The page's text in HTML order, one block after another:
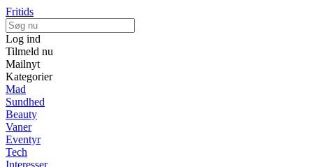
Fritids
Log ind
Tilmeld nu
Mailnyt
Kategorier
Mad
Sundhed
Beauty
Vaner
Eventyr
Tech
Interesser